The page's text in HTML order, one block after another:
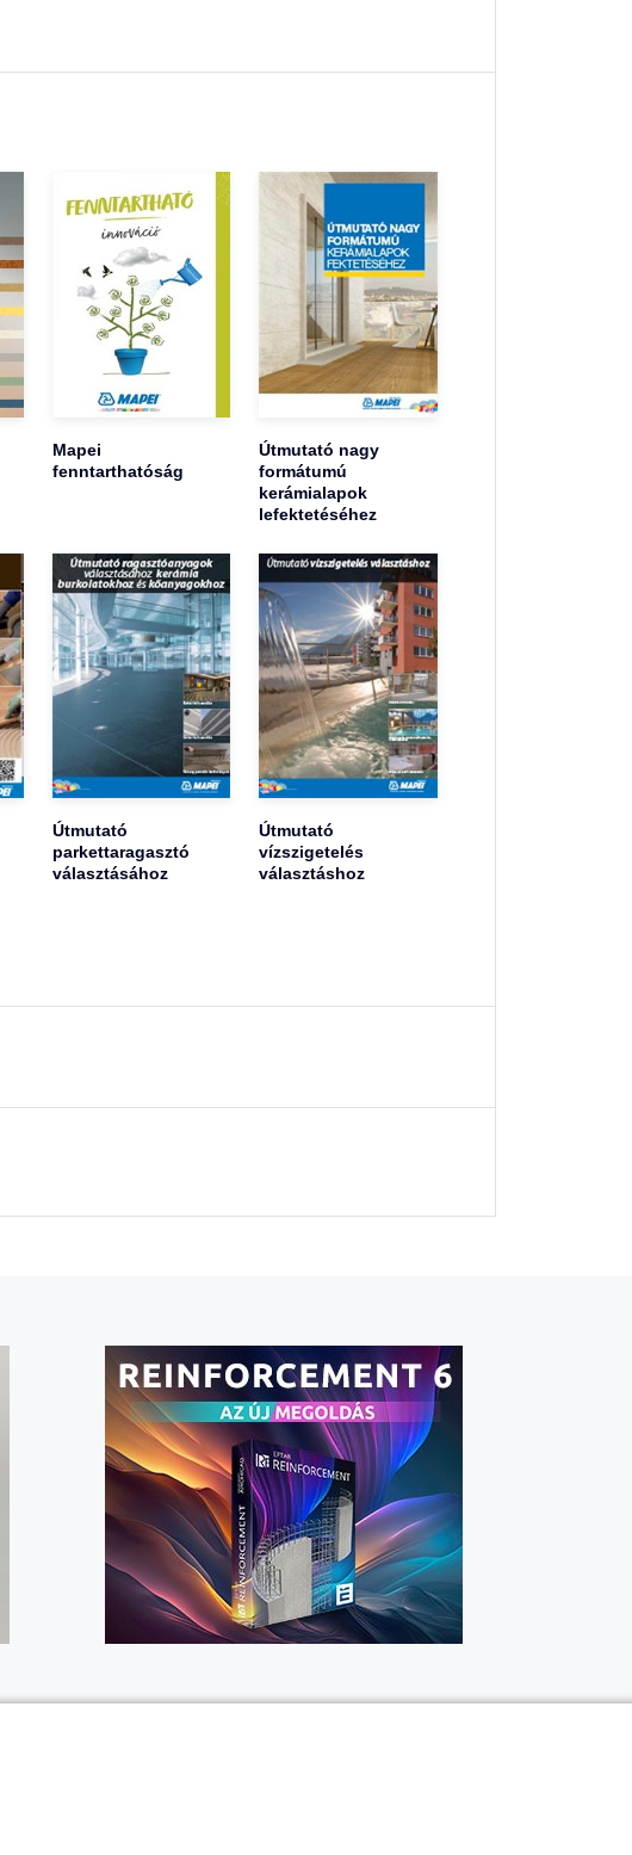
Mapei
fenntarthatóság
Útmutató nagy
formátumú
kerámialapok
lefektetéséhez
Útmutató
parkettaragasztó
választásához
Útmutató
vízszigetelés
választáshoz